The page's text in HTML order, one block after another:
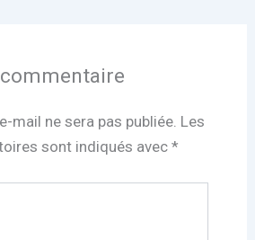
mail ne sera pas publiée. Les
sont indiqués avec *